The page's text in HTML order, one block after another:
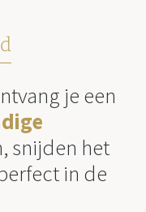
je een
snijden het
in de